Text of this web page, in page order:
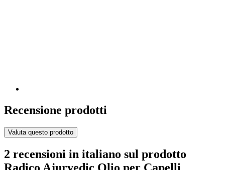
Recensione prodotti
Valuta questo prodotto
2 recensioni in italiano sul prodotto